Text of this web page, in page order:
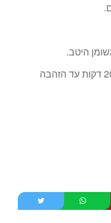
היטב.
אופים בטורבו בחום 180 מעלות כ-20 דקות עד הזהבה